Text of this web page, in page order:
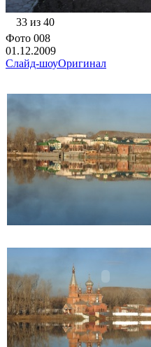
33 из 40
Фото 008
01.12.2009
Слайд-шоуОригинал